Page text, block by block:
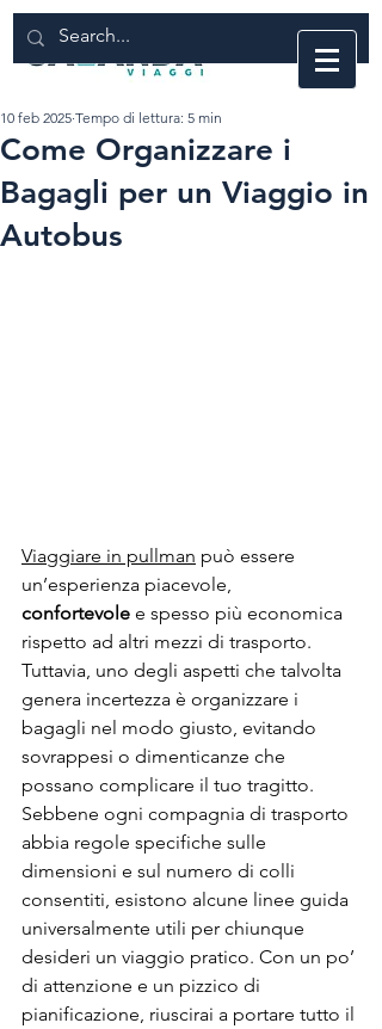
Come Organizzare i
Bagagli per un Viaggio in
Autobus
10 feb 2025 Tempo di lettura: 5 min
Viaggiare in pullman può essere
un’esperienza piacevole,
confortevole e spesso più economica
rispetto ad altri mezzi di trasporto.
Tuttavia, uno degli aspetti che talvolta
genera incertezza è organizzare i
bagagli nel modo giusto, evitando
sovrappesi o dimenticanze che
possano complicare il tuo tragitto.
Sebbene ogni compagnia di trasporto
abbia regole specifiche sulle
dimensioni e sul numero di colli
consentiti, esistono alcune linee guida
universalmente utili per chiunque
desideri un viaggio pratico. Con un po’
di attenzione e un pizzico di
pianificazione, riuscirai a portare tutto il